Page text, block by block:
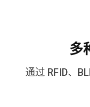
多
通过 RFID、